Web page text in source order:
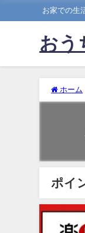
お家での生
おう
ホーム
ポイ